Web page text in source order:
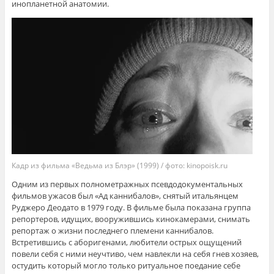
инопланетной анатомии.
Кадр из фильма «Ведьма из Блэр» (1999) / фото: kinopoisk.ru
Одним из первых полнометражных псевдодокументальных
фильмов ужасов был «Ад каннибалов», снятый итальянцем
Руджеро Деодато в 1979 году. В фильме была показана группа
репортеров, идущих, вооружившись кинокамерами, снимать
репортаж о жизни последнего племени каннибалов.
Встретившись с аборигенами, любители острых ощущений
повели себя с ними неучтиво, чем навлекли на себя гнев хозяев,
остудить который могло только ритуальное поедание себе